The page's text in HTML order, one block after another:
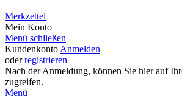
Merkzettel
Mein Konto
Menü schließen
Kundenkonto Anmelden
oderregistrieren
Nach der Anmeldung, können Sie hier auf
zugreifen.
Menü